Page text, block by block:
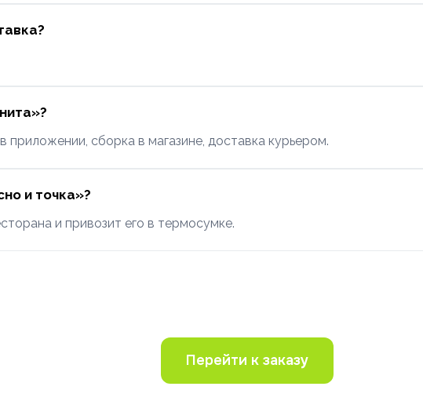
приложении, сборка в магазине, доставка курьером.
и точка»?
и привозит его в термосумке.
Перейти к заказу